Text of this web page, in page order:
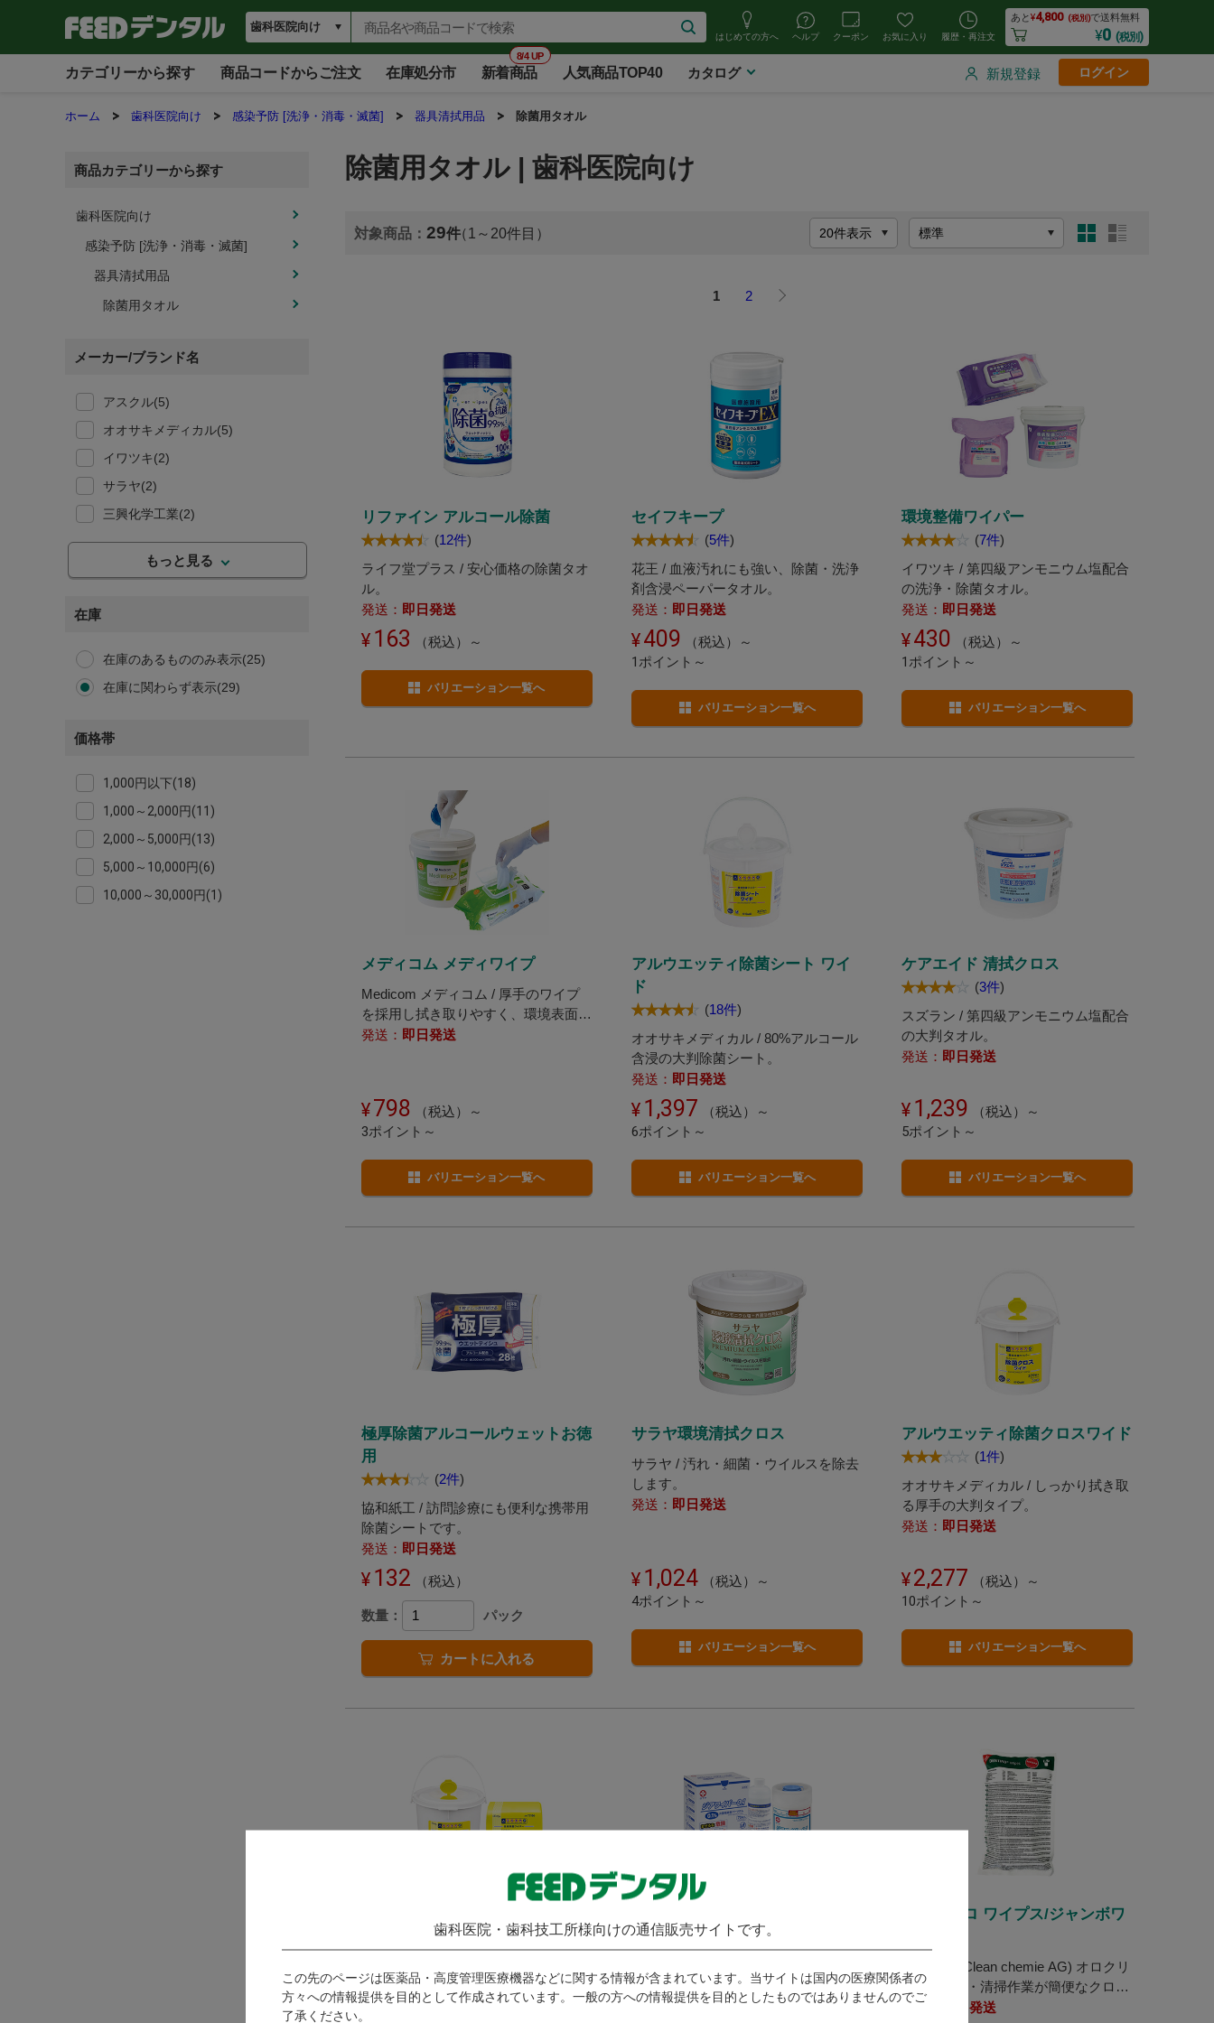
歯科医院・歯科技工所様向けの通信販売サイトです。
この先のページは医薬品・高度管理医療機器などに関する情報が含まれています。当サイトは国内の医療関係者の
方々への情報提供を目的として作成されています。一般の方への情報提供を目的としたものではありませんのでご
了承ください。
あと¥4,800 (税別)で送料無料
¥0 (税別)
新規登録 ログイン
履歴・再注文
お気に入り
クーポン
ヘルプ
はじめての方へ
カテゴリーから探す 商品コードからご注文 在庫処分市 新着商品
8/4 UP
人気商品TOP40 カタログ
ホーム 歯科医院向け 感染予防 [洗浄・消毒・滅菌] 器具清拭用品 除菌用タオル
除菌用タオル | 歯科医院向け
29 1 20
1 2
リファイン アルコール除菌
(12件)
ライフ堂プラス / 安心価格の除菌タオ
ル。
発送： 即日発送
163 （税込）～
バリエーション一覧へ
セイフキープ
(5件)
花王 / 血液汚れにも強い、除菌・洗浄
剤含浸ペーパータオル。
発送： 即日発送
409
（税込）～
1ポイント～
バリエーション一覧へ
環境整備ワイパー
(7件)
イワツキ / 第四級アンモニウム塩配合
の洗浄・除菌タオル。
発送： 即日発送
430
（税込）～
1ポイント～
バリエーション一覧へ
メディコム メディワイプ
Medicom メディコム / 厚手のワイプ
を採用し拭き取りやすく、環境表面の
洗浄と除菌が同時に行えます。
発送： 即日発送
798
（税込）～
3ポイント～
バリエーション一覧へ
アルウエッティ除菌シート ワイ
ド
(18件)
オオサキメディカル / 80%アルコール
含浸の大判除菌シート。
発送： 即日発送
1,397
（税込）～
6ポイント～
バリエーション一覧へ
ケアエイド 清拭クロス
(3件)
スズラン / 第四級アンモニウム塩配合
の大判タオル。
発送： 即日発送
1,239
（税込）～
5ポイント～
バリエーション一覧へ
極厚除菌アルコールウェットお徳
用
(2件)
協和紙工 / 訪問診療にも便利な携帯用
除菌シートです。
発送： 即日発送
132 （税込）
数量： パック
カートに入れる
サラヤ環境清拭クロス
サラヤ / 汚れ・細菌・ウイルスを除去
します。
発送： 即日発送
1,024
（税込）～
4ポイント～
バリエーション一覧へ
アルウエッティ除菌クロスワイド
(1件)
オオサキメディカル / しっかり拭き取
る厚手の大判タイプ。
発送： 即日発送
2,277
（税込）～
10ポイント～
バリエーション一覧へ
オオサキメディカル / しっかり拭き取
る厚手の中判タイプ。
発送：即日発送
デンティロ ワイプス/ジャンボワ
OCC(Oro Clean chemie AG) オロクリ
ーン / 除菌・清掃作業が簡便なクロス
タイプで即効性に優れています。
発送： 即日発送
商品カテゴリーから探す
歯科医院向け
感染予防 [洗浄・消毒・滅菌]
器具清拭用品
除菌用タオル
メーカー/ブランド名
アスクル(5)
オオサキメディカル(5)
イワツキ(2)
サラヤ(2)
三興化学工業(2)
白十字(2)
Crosstex クロステックス(1)
ダイト(1)
ライフ堂プラス(1)
協和紙工(1)
大王製紙(1)
花王(1)
もっと見る
在庫
在庫のあるもののみ表示(25)
在庫に関わらず表示(29)
価格帯
1,000円以下(18)
1,000～2,000円(11)
2,000～5,000円(13)
5,000～10,000円(6)
10,000～30,000円(1)